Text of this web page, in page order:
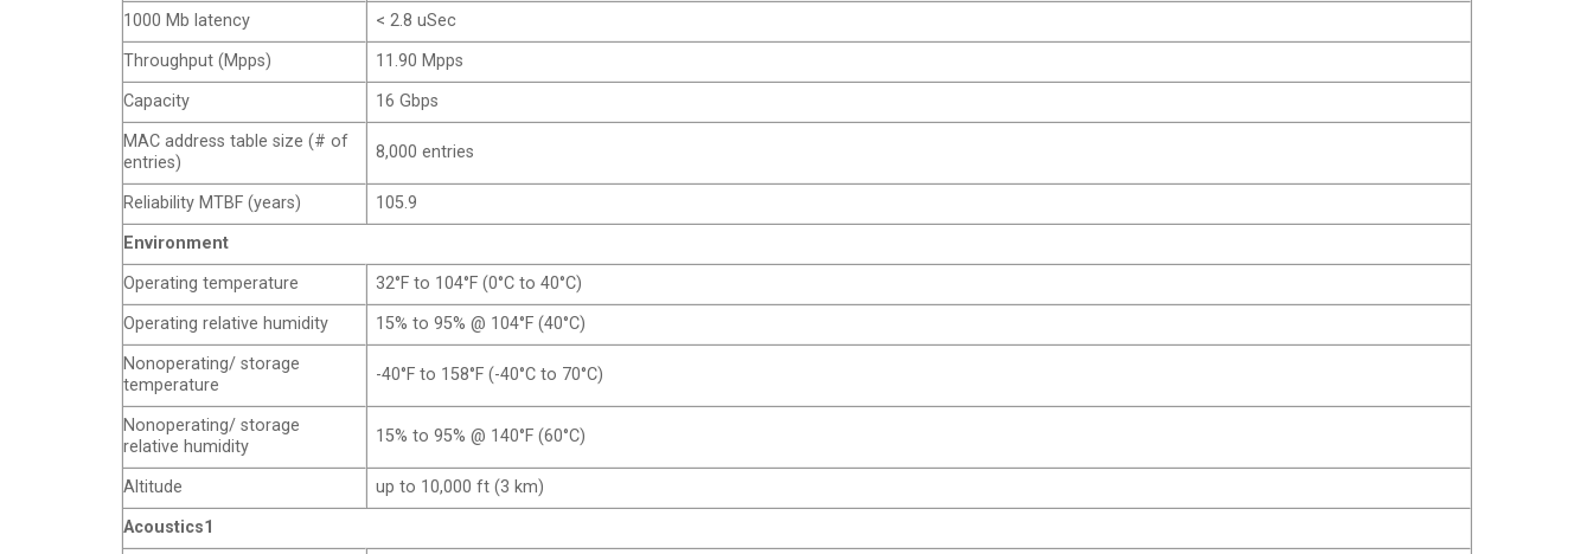
1000 Mb latency
< 2.8 uSec
Throughput (Mpps)
11.90 Mpps
Capacity
16 Gbps
MAC address table size (# of
entries)
8,000 entries
Reliability MTBF (years)
105.9
Environment
Operating temperature
32°F to 104°F (0°C to 40°C)
Operating relative humidity
15% to 95% @ 104°F (40°C)
Nonoperating/ storage
temperature
-40°F to 158°F (-40°C to 70°C)
Nonoperating/ storage
relative humidity
15% to 95% @ 140°F (60°C)
Altitude
up to 10,000 ft (3 km)
Acoustics1